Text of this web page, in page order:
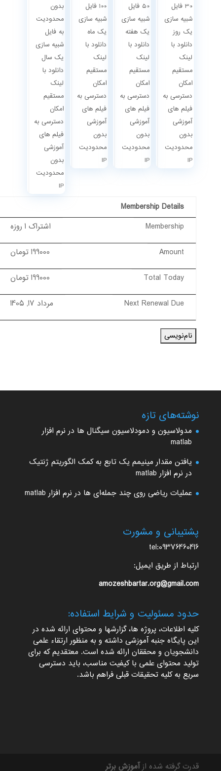
30 فایل
شبیه سازی
یک روز
دانلود با
لینک
مستقیم
امکان
دسترسی به
فیلم های
آموزشی
بدون
محدودیت
IP
50 فایل
شبیه سازی
یک هفته
دانلود با
لینک
مستقیم
امکان
دسترسی به
فیلم های
آموزشی
بدون
محدودیت
IP
100 فایل
شبیه سازی
یک ماه
دانلود با
لینک
مستقیم
امکان
دسترسی به
فیلم های
آموزشی
بدون
محدودیت
IP
بدون
محدودیت
به فایل
شبیه سازی
یک سال
دانلود با
لینک
مستقیم
امکان
دسترسی به
فیلم های
آموزشی
بدون
محدودیت
IP
Membership Details
Membership
اشتراک 1 روزه
Amount
199000 تومان
Total Today
199000 تومان
Next Renewal Due
مرداد 17, 1405
نوشته‌های تازه
مدولاسیون و دمودلاسیون سیگنال ها در نرم افزار
matlab
یافتن مقدار مینیمم یک تابع به کمک الگوریتم ژنتیک
در نرم افزار matlab
عملیات ریاضی روی چند جمله‌ای ها در نرم افزار matlab
پشتیبانی و مشورت
tel:09376460416
ارتباط از طریق ایمیل:
amozeshbartar.org@gmail.com
حدود مسئولیت و شرایط استفاده:
کلیه اطلاعات، پروژه ها، گزارشها و محتوای ارائه شده در
این پایگاه جنبه آموزشی داشته و به منظور ارتقاء علمی
دانشجویان و محققان ارائه شده است. معتقدیم که برای
تولید محتوای علمی با کیفیت مناسب، باید دسترسی
سریع به کلیه تحقیقات قبلی فراهم باشد.
قدرت گرفته شده ازآموزش برتر